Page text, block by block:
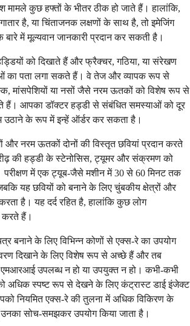
मामले कुछ हफ्तों के भीतर ठीक हो जाते हैं। हालांकि,
है, या चिंताजनक लक्षणों के साथ है, तो इमेजिंग
बारे में मूल्यवान जानकारी प्रदान कर सकती है।
को दिखाते हैं और फ्रैक्चर, गठिया, या संरेखण
का पता लगा सकते हैं। वे तेज और व्यापक रूप से
मांसपेशियों या नसों जैसे नरम ऊतकों को विशेष रूप से
हैं। आपका डॉक्टर हड्डी से संबंधित समस्याओं को दूर
के रूप में इन्हें ऑर्डर कर सकता है।
नरम ऊतकों दोनों की विस्तृत छवियां प्रदान करते
की हड्डी के स्टेनोसिस, ट्यूमर और संक्रमण को
में एक ट्यूब-जैसे मशीन में 30 से 60 मिनट तक
यह छवियों को बनाने के लिए चुंबकीय क्षेत्रों और
है। यह दर्द रहित है, हालांकि कुछ लोग
करते हैं।
बनाने के लिए विभिन्न कोणों से एक्स-रे का उपयोग
दिखाने के लिए विशेष रूप से अच्छे हैं और तब
उपलब्ध न हो या उपयुक्त न हो। कभी-कभी
अधिक स्पष्ट रूप से देखने के लिए कंट्रास्ट डाई इंजेक्ट
नियमित एक्स-रे की तुलना में अधिक विकिरण के
सोच-समझकर उपयोग किया जाता है।